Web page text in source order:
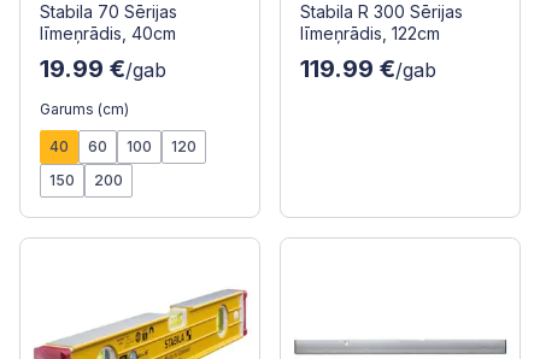
Stabila 70 Sērijas
līmeņrādis, 40cm
19.99 €/gab
Garums (cm)
40 60 100
120
150
200
Stabila R 300 Sērijas
līmeņrādis, 122cm
119.99 €/gab